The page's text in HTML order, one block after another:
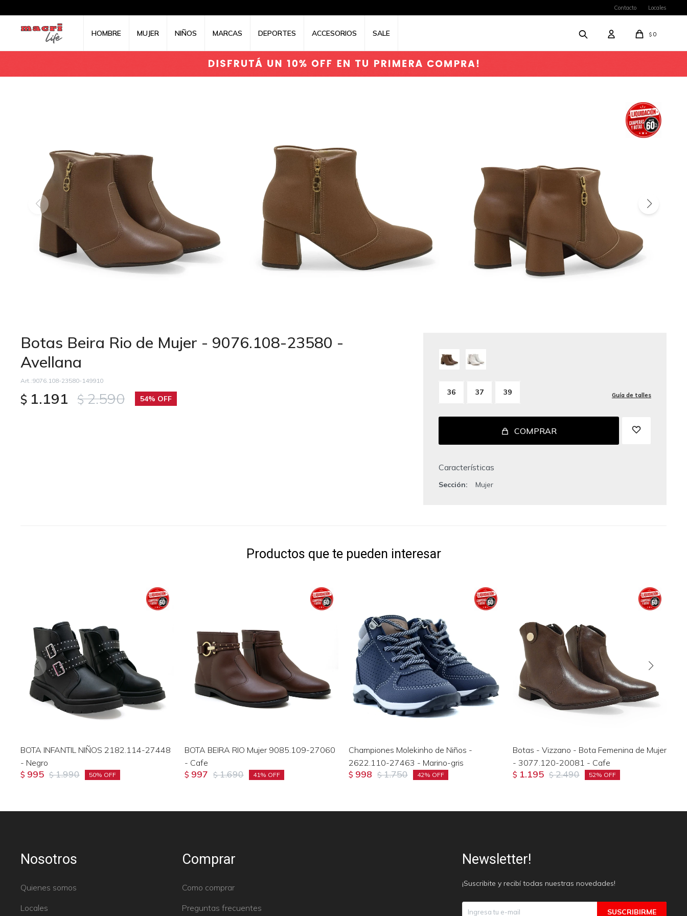
HOMBRE MUJER NIÑOS MARCAS DEPORTES ACCESORIOS SALE $ 0
Contacto Locales
Botas Beira Rio de Mujer - 9076.108-23580 -
Avellana
9076.108-23580-149910
$ 1.191 $ 2.590 54
36 37 39 Guía de talles
COMPRAR
Características
Sección Mujer
Productos que te pueden interesar
BOTA INFANTIL NIÑOS 2182.114-27448
- Negro
$ 995 $ 1.990 50
BOTA BEIRA RIO Mujer 9085.109-27060
- Cafe
$ 997 $ 1.690 41
Championes Molekinho de Niños -
2622.110-27463 - Marino-gris
$ 998 $ 1.750 42
Botas - Vizzano - Bota Femenina de Mujer
- 3077.120-20081 - Cafe
$ 1.195 $ 2.490 52
Nosotros
Quienes somos
Locales
Comprar
Como comprar
Preguntas frecuentes
Newsletter!
¡Suscribite y recibí todas nuestras novedades!
SUSCRIBIRME